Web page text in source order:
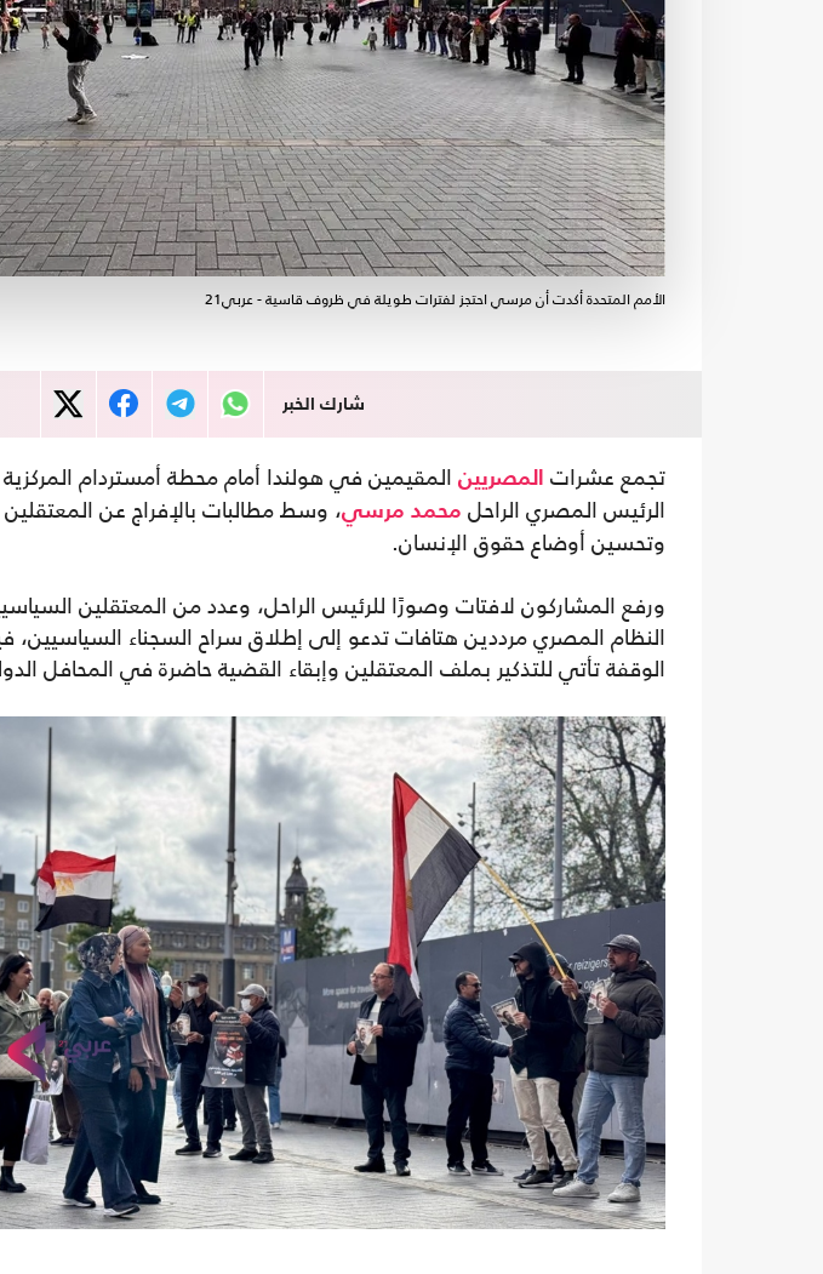
الأمم المتحدة أكدت أن مرسي احتجز لفترات طويلة في ظروف قاسية - عربي21
شارك الخبر
تجمع عشرات المصريين المقيمين في هولندا أمام محطة أمستردام المركزية
الرئيس المصري الراحل محمد مرسي، وسط مطالبات بالإفراج عن
وتحسين أوضاع حقوق الإنسان.
ورفع المشاركون لافتات وصورًا للرئيس الراحل، وعدد من المعتقلين
النظام المصري مرددين هتافات تدعو إلى إطلاق سراح السجناء السياسيين،
الوقفة تأتي للتذكير بملف المعتقلين وإبقاء القضية حاضرة في المحافل